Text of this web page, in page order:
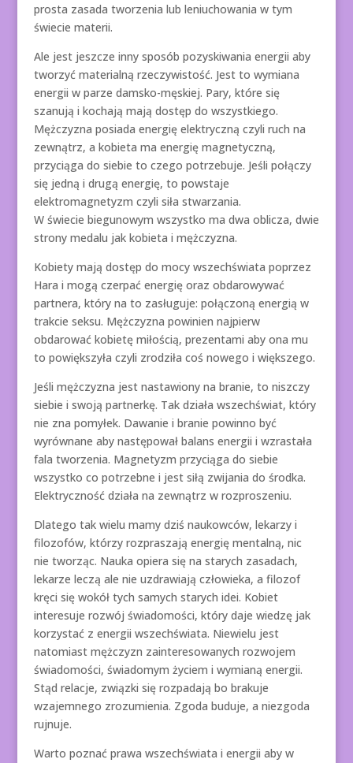
prosta zasada tworzenia lub leniuchowania w tym
świecie materii.
Ale jest jeszcze inny sposób pozyskiwania energii aby
tworzyć materialną rzeczywistość. Jest to wymiana
energii w parze damsko-męskiej. Pary, które się
szanują i kochają mają dostęp do wszystkiego.
Mężczyzna posiada energię elektryczną czyli ruch na
zewnątrz, a kobieta ma energię magnetyczną,
przyciąga do siebie to czego potrzebuje. Jeśli połączy
się jedną i drugą energię, to powstaje
elektromagnetyzm czyli siła stwarzania.
W świecie biegunowym wszystko ma dwa oblicza, dwie
strony medalu jak kobieta i mężczyzna.
Kobiety mają dostęp do mocy wszechświata poprzez
Hara i mogą czerpać energię oraz obdarowywać
partnera, który na to zasługuje: połączoną energią w
trakcie seksu. Mężczyzna powinien najpierw
obdarować kobietę miłością, prezentami aby ona mu
to powiększyła czyli zrodziła coś nowego i większego.
Jeśli mężczyzna jest nastawiony na branie, to niszczy
siebie i swoją partnerkę. Tak działa wszechświat, który
nie zna pomyłek. Dawanie i branie powinno być
wyrównane aby następował balans energii i wzrastała
fala tworzenia. Magnetyzm przyciąga do siebie
wszystko co potrzebne i jest siłą zwijania do środka.
Elektryczność działa na zewnątrz w rozproszeniu.
Dlatego tak wielu mamy dziś naukowców, lekarzy i
filozofów, którzy rozpraszają energię mentalną, nic
nie tworząc. Nauka opiera się na starych zasadach,
lekarze leczą ale nie uzdrawiają człowieka, a filozof
kręci się wokół tych samych starych idei. Kobiet
interesuje rozwój świadomości, który daje wiedzę jak
korzystać z energii wszechświata. Niewielu jest
natomiast mężczyzn zainteresowanych rozwojem
świadomości, świadomym życiem i wymianą energii.
Stąd relacje, związki się rozpadają bo brakuje
wzajemnego zrozumienia. Zgoda buduje, a niezgoda
rujnuje.
Warto poznać prawa wszechświata i energii aby w